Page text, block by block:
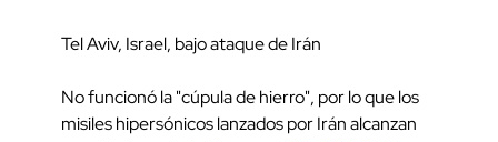
Tel Aviv, Israel, bajo ataque de Irán
No funcionó la "cúpula de hierro", por lo que los
misiles hipersónicos lanzados por Irán alcanzan